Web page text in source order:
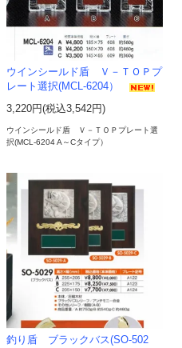
ウインシールド盾 Ｖ－ＴＯＰプ
レート選択(MCL-6204）
3,220円(税込3,542円)
ウインシールド盾 Ｖ－ＴＯＰプレート選
択(MCL-6204 A～Cタイプ）
釣り盾 ブラックバス(SO-502